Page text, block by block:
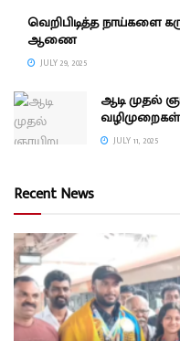
வெறிபிடித்த
ஆணை
JULY 29, 2025
ஆடி முதல்
JULY 11, 2025
Recent News